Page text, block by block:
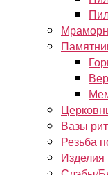
Вазы
Резьба